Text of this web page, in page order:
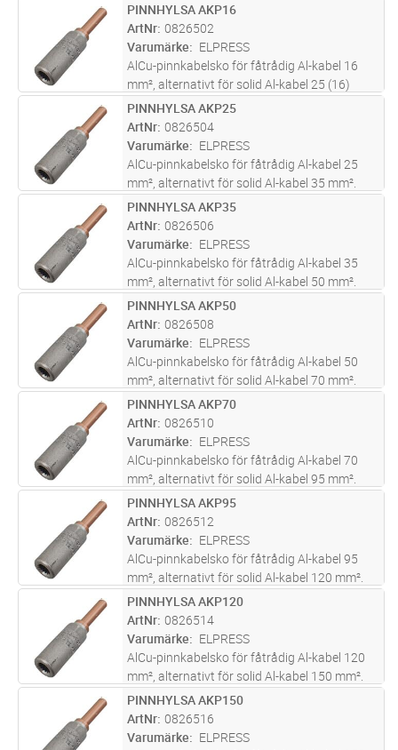
ST Lägg i kundvagn
PINNHYLSA AKP16
ArtNr 0826502
Varumärke
ELPRESS
AlCu-pinnkabelsko för fåtrådig Al-kabel 16
mm², alternativt för solid Al-kabel 25 (16)
mm². Används för anslutning av Al-ledare till
apparater med anslutning av koppar. Två
pressningar erfodras. Anvä
ST Lägg i kundvagn
PINNHYLSA AKP25
ArtNr 0826504
Varumärke
ELPRESS
AlCu-pinnkabelsko för fåtrådig Al-kabel 25
mm², alternativt för solid Al-kabel 35 mm².
Används för anslutning av Al-ledare till
apparater med anslutning av koppar. Två
pressningar erfodras. Används m
ST Lägg i kundvagn
PINNHYLSA AKP35
ArtNr 0826506
Varumärke
ELPRESS
AlCu-pinnkabelsko för fåtrådig Al-kabel 35
mm², alternativt för solid Al-kabel 50 mm².
Används för anslutning av Al-ledare till
apparater med anslutning av koppar. Två
pressningar erfodras. Används m
ST Lägg i kundvagn
PINNHYLSA AKP50
ArtNr 0826508
Varumärke
ELPRESS
AlCu-pinnkabelsko för fåtrådig Al-kabel 50
mm², alternativt för solid Al-kabel 70 mm².
Används för anslutning av Al-ledare till
apparater med anslutning av koppar. Två
pressningar erfodras. Används m
ST Lägg i kundvagn
PINNHYLSA AKP70
ArtNr 0826510
Varumärke
ELPRESS
AlCu-pinnkabelsko för fåtrådig Al-kabel 70
mm², alternativt för solid Al-kabel 95 mm².
Används för anslutning av Al-ledare till
apparater med anslutning av koppar. Två
pressningar erfodras. Används m
ST Lägg i kundvagn
PINNHYLSA AKP95
ArtNr 0826512
Varumärke
ELPRESS
AlCu-pinnkabelsko för fåtrådig Al-kabel 95
mm², alternativt för solid Al-kabel 120 mm².
Används för anslutning av Al-ledare till
apparater med anslutning av koppar. Två
pressningar erfodras. Används
ST Lägg i kundvagn
PINNHYLSA AKP120
ArtNr 0826514
Varumärke
ELPRESS
AlCu-pinnkabelsko för fåtrådig Al-kabel 120
mm², alternativt för solid Al-kabel 150 mm².
Används för anslutning av Al-ledare till
apparater med anslutning av koppar. Två
pressningar erfodras. Används
ST Lägg i kundvagn
PINNHYLSA AKP150
ArtNr 0826516
Varumärke
ELPRESS